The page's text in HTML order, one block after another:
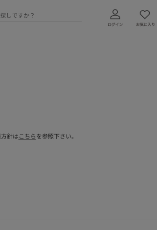
針はこちらを参照下さい。